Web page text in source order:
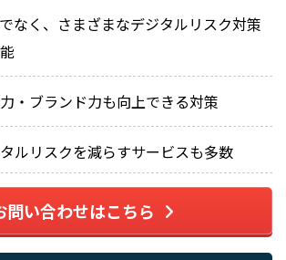
なく、さまざまなデジタルリスク対策
・ブランド力も向上できる対策
ルリスクを減らすサービスも多数
問い合わせはこちら